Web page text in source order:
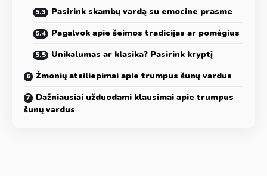
Pasirink skambų vardą su emocine prasme
Pagalvok apie šeimos tradicijas ar pomėgius
Unikalumas ar klasika? Pasirink kryptį
Žmonių atsiliepimai apie trumpus šunų vardus
Dažniausiai užduodami klausimai apie trumpus
šunų vardus